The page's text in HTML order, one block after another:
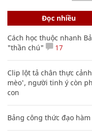
Đọc nhiều
Cách học thuộc nhanh
"thần chú"
17
Clip lột tả chân thực
mèo', người tinh ý còn
con
Bảng công thức đạo